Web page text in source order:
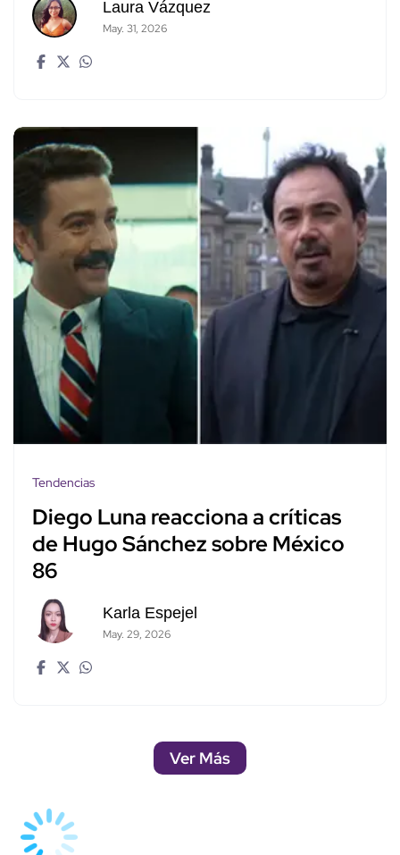
Laura Vázquez
May. 31, 2026
Tendencias
Diego Luna reacciona a críticas
de Hugo Sánchez sobre México
86
Karla Espejel
May. 29, 2026
Ver Más